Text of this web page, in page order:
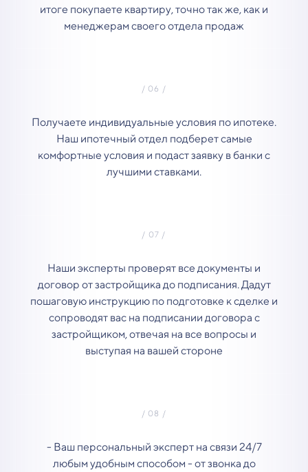
итоге покупаете квартиру, точно так же, как и
менеджерам своего отдела продаж
Получаете индивидуальные условия по ипотеке.
Наш ипотечный отдел подберет самые
комфортные условия и подаст заявку в банки с
лучшими ставками.
Наши эксперты проверят все документы и
договор от застройщика до подписания. Дадут
пошаговую инструкцию по подготовке к сделке и
сопроводят вас на подписании договора с
застройщиком, отвечая на все вопросы и
выступая на вашей стороне
- Ваш персональный эксперт на связи 24/7
любым удобным способом - от звонка до